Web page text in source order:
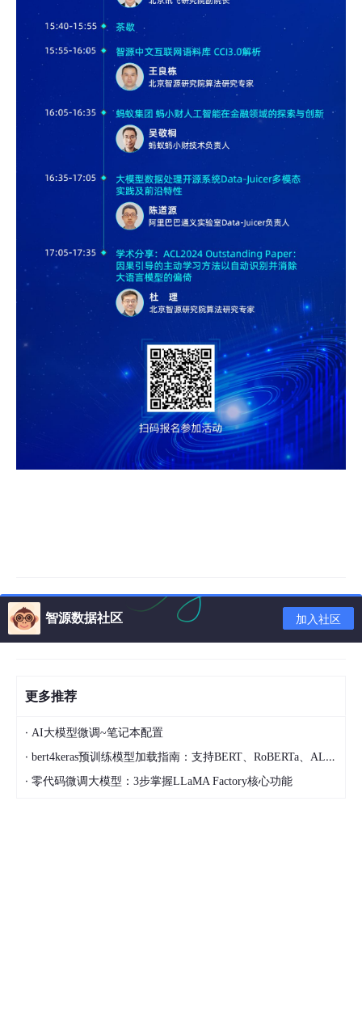
智源数据社区 加入社区
更多推荐
· AI大模型微调~笔记本配置
· bert4keras预训练模型加载指南：支持BERT、RoBERTa、ALBERT
· 零代码微调大模型：3步掌握LLaMA Factory核心功能